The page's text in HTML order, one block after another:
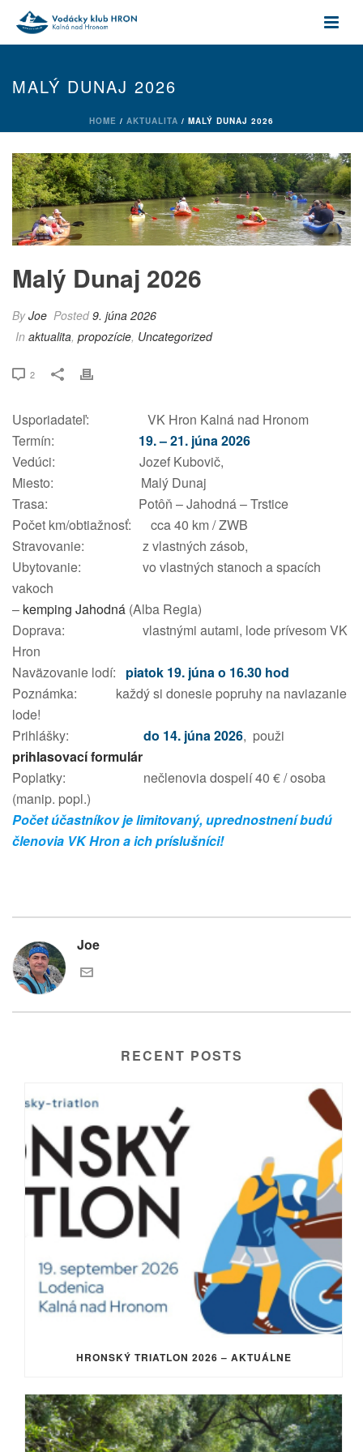
MALÝ DUNAJ 2026
HOME / AKTUALITA / MALÝ DUNAJ 2026
Malý Dunaj 2026
ByJoe Posted9. júna 2026
In aktualita, propozície, Uncategorized
2
Usporiadateľ: VK Hron Kalná nad Hronom
Termín:
19. – 21. júna 2026
Vedúci: Jozef Kubovič,
Miesto: Malý Dunaj
Trasa: Potôň – Jahodná – Trstice
Počet km/obtiažnosť: cca 40 km / ZWB
Stravovanie: z vlastných zásob,
Ubytovanie: vo vlastných stanoch a spacích
vakoch
– kemping Jahodná (Alba Regia)
Doprava: vlastnými autami, lode prívesom VK
Hron
Naväzovanie lodí:
piatok 19. júna o 16.30 hod
Poznámka: každý si donesie popruhy na naviazanie
lode!
Prihlášky:
do 14. júna 2026, použi
prihlasovací formulár
Poplatky: nečlenovia dospelí 40 € / osoba
(manip. popl.)
Počet účastníkov je limitovaný, uprednostnení budú
členovia VK Hron a ich príslušníci!
Joe
RECENT POSTS
HRONSKÝ TRIATLON 2026 – AKTUÁLNE